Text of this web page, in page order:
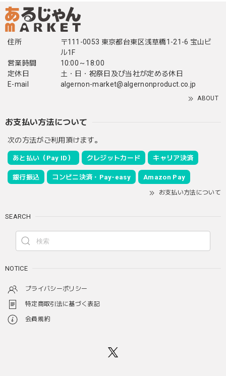
住所
〒111-0053 東京都台東区浅草橋1-21-6 宝山ビ
ル1F
営業時間
10:00～18:00
定休日
土・日・祝祭日及び当社が定める休日
E-mail
algernon-market@algernonproduct.co.jp
ABOUT
お支払い方法について
次の方法がご利用頂けます。
あと払い（Pay ID） クレジットカード キャリア決済
銀行振込 コンビニ決済・Pay-easy Amazon Pay
お支払い方法について
SEARCH
NOTICE
プライバシーポリシー
特定商取引法に基づく表記
会員規約